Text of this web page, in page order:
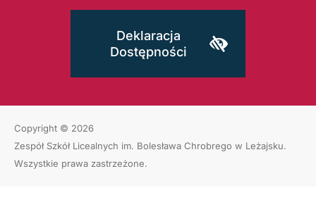
Deklaracja
Dostępności
Copyright © 2026
Zespół Szkół Licealnych im. Bolesława Chrobrego w Leżajsku.
Wszystkie prawa zastrzeżone.